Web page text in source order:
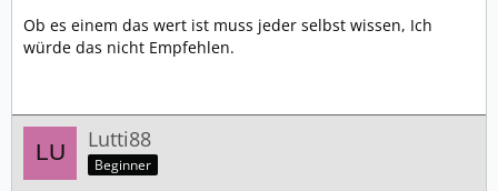
Ob es einem das wert ist muss jeder selbst wissen, Ich
würde das nicht Empfehlen.
Lutti88
Beginner